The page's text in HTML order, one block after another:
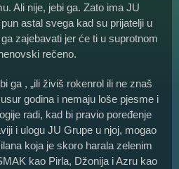
Ali nije, jebi ga. Zato ima JU
astal svega kad su prijatelji u
zajebavati jer će ti u suprotnom
rečeno.
ga , „ili živiš rokenrol ili ne znaš
godina i nemaju loše pjesme i
radi, kad bi pravio poređenje
i ulogu JU Grupe u njoj, mogao
koja je skoro harala zelenim
kao Pirla, Džonija i Azru kao